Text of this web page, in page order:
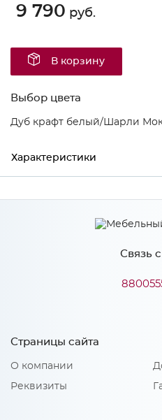
9 790 руб.
В корзину
Выбор цвета
Дуб крафт белый/Шарли
Характеристики
Производитель
Количество упаковок: 3
Связь
Страницы сайта
О компании
Реквизиты